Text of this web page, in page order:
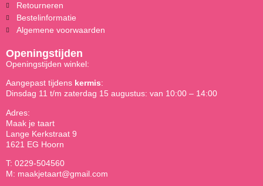
Retourneren
Bestelinformatie
Algemene voorwaarden
Openingstijden
Openingstijden winkel:
Aangepast tijdens kermis:
Dinsdag 11 t/m zaterdag 15 augustus: van 10:00 – 14:00
Adres:
Maak je taart
Lange Kerkstraat 9
1621 EG Hoorn
T: 0229-504560
M: maakjetaart@gmail.com